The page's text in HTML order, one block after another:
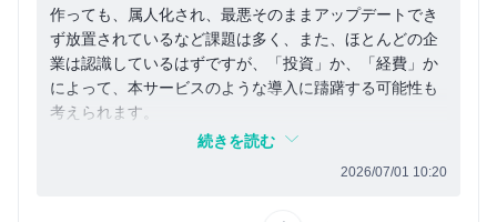
作っても、属人化され、最悪そのままアップデートでき
ず放置されているなど課題は多く、また、ほとんどの企
業は認識しているはずですが、「投資」か、「経費」か
によって、本サービスのような導入に躊躇する可能性も
考えられます。
なかなか、すぐに導入へ結びつく案件をご紹介できませ
続きを読む
2026/07/01 10:20
まずは無料会員登録
ロ
グ